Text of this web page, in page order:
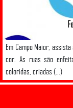
Em Campo Maior,
cor. As ruas são
coloridas, criadas (...)